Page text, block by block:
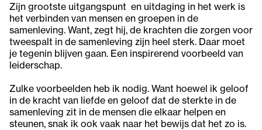
Zijn grootste uitgangspunt en uitdaging in het werk is
het verbinden van mensen en groepen in de
samenleving. Want, zegt hij, de krachten die zorgen voor
tweespalt in de samenleving zijn heel sterk. Daar moet
je tegenin blijven gaan. Een inspirerend voorbeeld van
leiderschap.
Zulke voorbeelden heb ik nodig. Want hoewel ik geloof
in de kracht van liefde en geloof dat de sterkte in de
samenleving zit in de mensen die elkaar helpen en
steunen, snak ik ook vaak naar het bewijs dat het zo is.